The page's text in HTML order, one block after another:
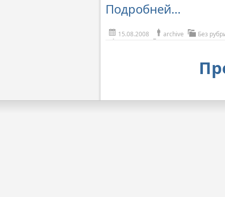
Подробней…
15.08.2008 archive Без